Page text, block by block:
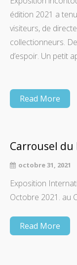
édition 2021 a
visiteurs, de
collectionneurs.
d’espoir. Un petit
Read More
Carrousel du
octobre 31, 2021
Exposition
Octobre 2021. au
Read More